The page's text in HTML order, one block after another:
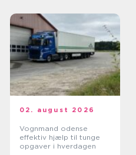
02. august 2026
Vognmand odense
effektiv hjælp til tunge
opgaver i hverdagen